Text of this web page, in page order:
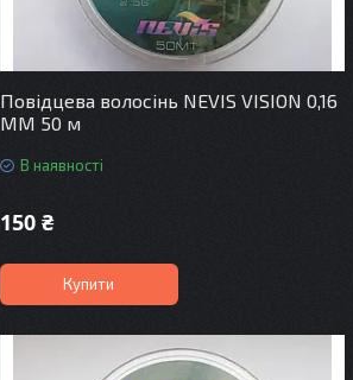
Повідцева волосінь NEVIS VISION 0,16
MM 50 м
В наявності
150 ₴
Купити